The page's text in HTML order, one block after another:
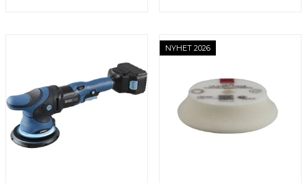
NYHET 2026